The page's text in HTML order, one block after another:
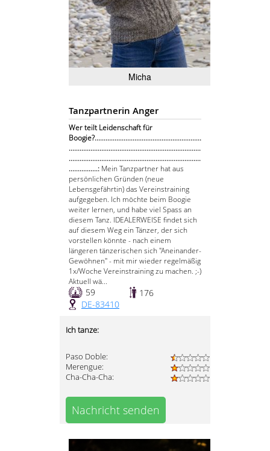
Micha
Tanzpartnerin Anger
Wer teilt Leidenschaft für
Boogie?...........................................................
.........................................................................
.........................................................................
................: Mein Tanzpartner hat aus
persönlichen Gründen (neue
Lebensgefährtin) das Vereinstraining
aufgegeben. Ich möchte beim Boogie
weiter lernen, und habe viel Spass an
diesem Tanz. IDEALERWEISE findet sich
auf diesem Weg ein Tänzer, der sich
vorstellen könnte - nach einem
längeren tänzerischen sich "Aneinander-
Gewöhnen" - mit mir wieder regelmäßig
1x/Woche Vereinstraining zu machen. ;-)
Aktuell wä...
59
176
DE-83410
Ich tanze:
Paso Doble:
Merengue:
Cha-Cha-Cha:
Nachricht senden